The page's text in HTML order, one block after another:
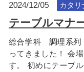
2024/12/05 カタリ
テーブルマナ
総合学科 調理系列
ってきました！ 会
す。 初めにテーブ